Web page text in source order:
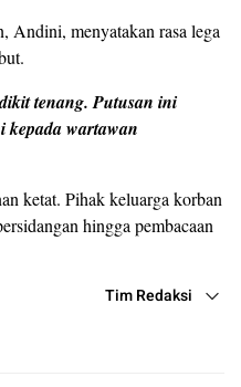
Andini, menyatakan rasa lega
tenang. Putusan ini
wartawan
ketat. Pihak keluarga korban
hingga pembacaan
Tim Redaksi